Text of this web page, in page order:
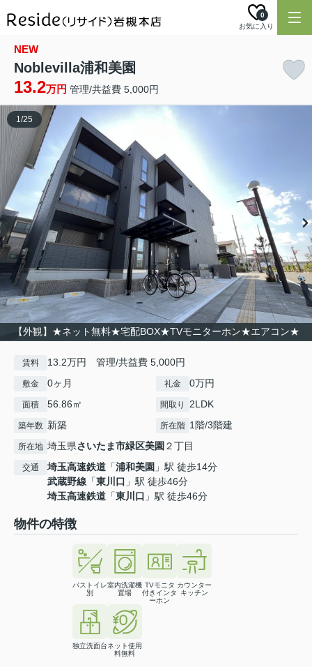
お気に入り
0
NEW
Noblevilla浦和美園
13.2万円 管理/共益費 5,000円
【外観】★ネット無料★宅配BOX★TVモニターホン★エアコン★
1/25
賃料 13.2万円 管理/共益費 5,000円
敷金 0ヶ月 礼金 0万円
面積 56.86㎡ 間取り 2LDK
築年数 新築 所在階 1階/3階建
所在地 埼玉県さいたま市緑区美園 ２丁目
交通 埼玉高速鉄道 「浦和美園 」駅 徒歩14分
武蔵野線 「東川口 」駅 徒歩46分
埼玉高速鉄道 「東川口 」駅 徒歩46分
物件の特徴
バストイレ
別
室内洗濯機
置場
TVモニタ
付きインタ
ーホン
カウンター
キッチン
独立洗面台ネット使用
料無料